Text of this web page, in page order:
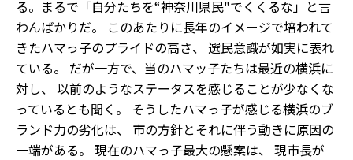
る。まるで「自分たちを“神奈川県民"でくくるな」と言
わんばかりだ。 このあたりに長年のイメージで培われて
きたハマっ子のプライドの高さ、 選民意識が如実に表れ
ている。 だが一方で、当のハマッ子たちは最近の横浜に
対し、 以前のようなステータスを感じることが少なくな
っているとも聞く。 そうしたハマっ子が感じる横浜のブ
ランド力の劣化は、 市の方針とそれに伴う動きに原因の
一端がある。 現在のハマっ子最大の懸案は、 現市長が